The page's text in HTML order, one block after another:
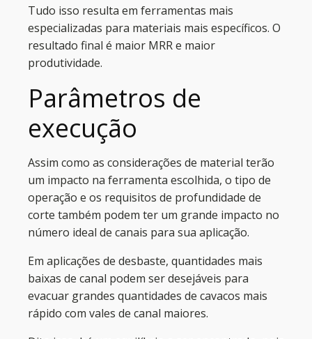
Tudo isso resulta em ferramentas mais
especializadas para materiais mais específicos. O
resultado final é maior MRR e maior
produtividade.
Parâmetros de
execução
Assim como as considerações de material terão
um impacto na ferramenta escolhida, o tipo de
operação e os requisitos de profundidade de
corte também podem ter um grande impacto no
número ideal de canais para sua aplicação.
Em aplicações de desbaste, quantidades mais
baixas de canal podem ser desejáveis ​​para
evacuar grandes quantidades de cavacos mais
rápido com vales de canal maiores.